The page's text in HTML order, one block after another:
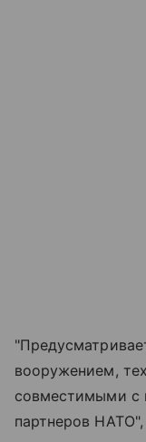
вооружением,
совместимыми с
партнеров